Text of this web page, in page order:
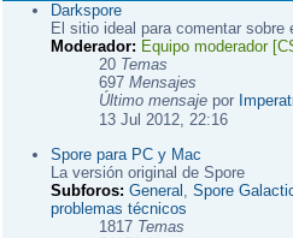
Darkspore
El sitio ideal para comentar
Moderador: Equipo moderador
20 Temas
697Mensajes
Último mensaje por
13 Jul 2012, 22:16
Spore para PC y Mac
La versión original de Spore
Subforos:General ,Spore
problemas técnicos
1817 Temas